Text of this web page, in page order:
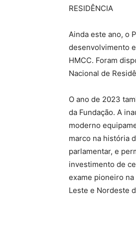
RESIDÊNCIA
Ainda este ano, o
desenvolvimento
HMCC. Foram
Nacional de
O ano de 2023
da Fundação. A
moderno
marco na história
parlamentar, e
investimento de
exame pioneiro
Leste e Nordeste